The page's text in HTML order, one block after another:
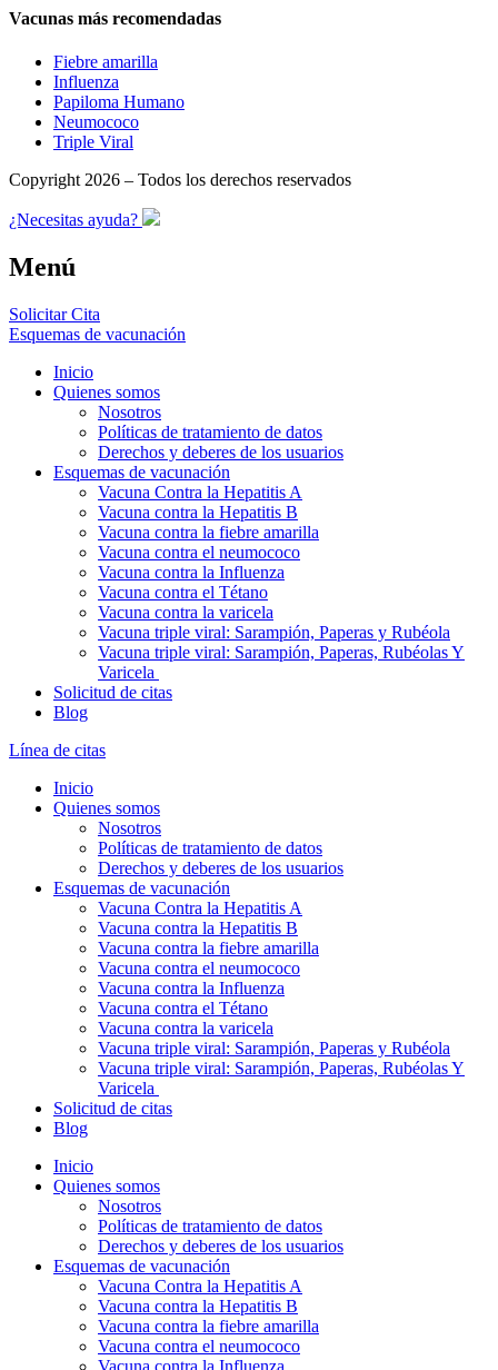
Vacunas más recomendadas
Fiebre amarilla
Influenza
Papiloma Humano
Neumococo
Triple Viral
Copyright 2026 – Todos los derechos reservados
¿Necesitas ayuda?
Menú
Solicitar Cita
Esquemas de vacunación
Inicio
Quienes somos
Nosotros
Políticas de tratamiento de datos
Derechos y deberes de los usuarios
Esquemas de vacunación
Vacuna Contra la Hepatitis A
Vacuna contra la Hepatitis B
Vacuna contra la fiebre amarilla
Vacuna contra el neumococo
Vacuna contra la Influenza
Vacuna contra el Tétano
Vacuna contra la varicela
Vacuna triple viral: Sarampión, Paperas y Rubéola
Vacuna triple viral: Sarampión, Paperas, Rubéolas Y
Varicela
Solicitud de citas
Blog
Línea de citas
Inicio
Quienes somos
Nosotros
Políticas de tratamiento de datos
Derechos y deberes de los usuarios
Esquemas de vacunación
Vacuna Contra la Hepatitis A
Vacuna contra la Hepatitis B
Vacuna contra la fiebre amarilla
Vacuna contra el neumococo
Vacuna contra la Influenza
Vacuna contra el Tétano
Vacuna contra la varicela
Vacuna triple viral: Sarampión, Paperas y Rubéola
Vacuna triple viral: Sarampión, Paperas, Rubéolas Y
Varicela
Solicitud de citas
Blog
Inicio
Quienes somos
Nosotros
Políticas de tratamiento de datos
Derechos y deberes de los usuarios
Esquemas de vacunación
Vacuna Contra la Hepatitis A
Vacuna contra la Hepatitis B
Vacuna contra la fiebre amarilla
Vacuna contra el neumococo
Vacuna contra la Influenza